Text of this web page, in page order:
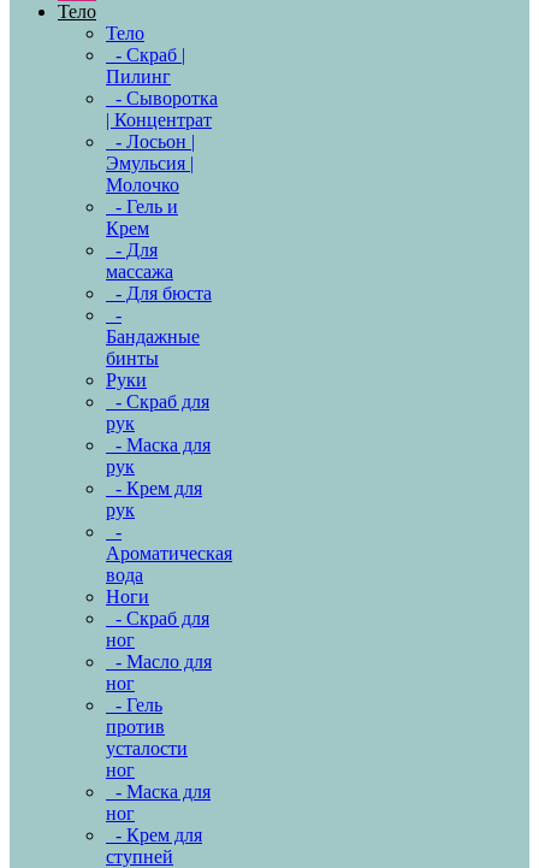
Тело
Тело
- Скраб |
Пилинг
- Сыворотка
| Концентрат
- Лосьон |
Эмульсия |
Молочко
- Гель и
Крем
- Для
массажа
- Для бюста
-
Бандажные
бинты
Руки
- Скраб для
рук
- Маска для
рук
- Крем для
рук
-
Ароматическая
вода
Ноги
- Скраб для
ног
- Масло для
ног
- Гель
против
усталости
ног
- Маска для
ног
- Крем для
ступней